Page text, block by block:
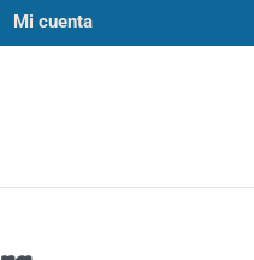
Mi cuenta